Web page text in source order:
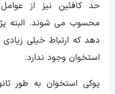
حد کافئین نیز از
محسوب می شوند. البته
دهد که ارتباط خیلی
استخوان وجود ندارد.
پوکی استخوان به طور